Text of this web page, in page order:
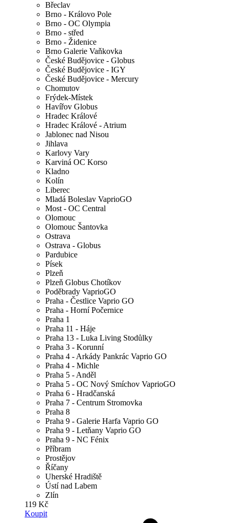
Břeclav
Brno - Královo Pole
Brno - OC Olympia
Brno - střed
Brno - Židenice
Brno Galerie Vaňkovka
České Budějovice - Globus
České Budějovice - IGY
České Budějovice - Mercury
Chomutov
Frýdek-Místek
Havířov Globus
Hradec Králové
Hradec Králové - Atrium
Jablonec nad Nisou
Jihlava
Karlovy Vary
Karviná OC Korso
Kladno
Kolín
Liberec
Mladá Boleslav VaprioGO
Most - OC Central
Olomouc
Olomouc Šantovka
Ostrava
Ostrava - Globus
Pardubice
Písek
Plzeň
Plzeň Globus Chotíkov
Poděbrady VaprioGO
Praha - Čestlice Vaprio GO
Praha - Horní Počernice
Praha 1
Praha 11 - Háje
Praha 13 - Luka Living Stodůlky
Praha 3 - Korunní
Praha 4 - Arkády Pankrác Vaprio GO
Praha 4 - Michle
Praha 5 - Anděl
Praha 5 - OC Nový Smíchov VaprioGO
Praha 6 - Hradčanská
Praha 7 - Centrum Stromovka
Praha 8
Praha 9 - Galerie Harfa Vaprio GO
Praha 9 - Letňany Vaprio GO
Praha 9 - NC Fénix
Příbram
Prostějov
Říčany
Uherské Hradiště
Ústí nad Labem
Zlín
119 Kč
Koupit